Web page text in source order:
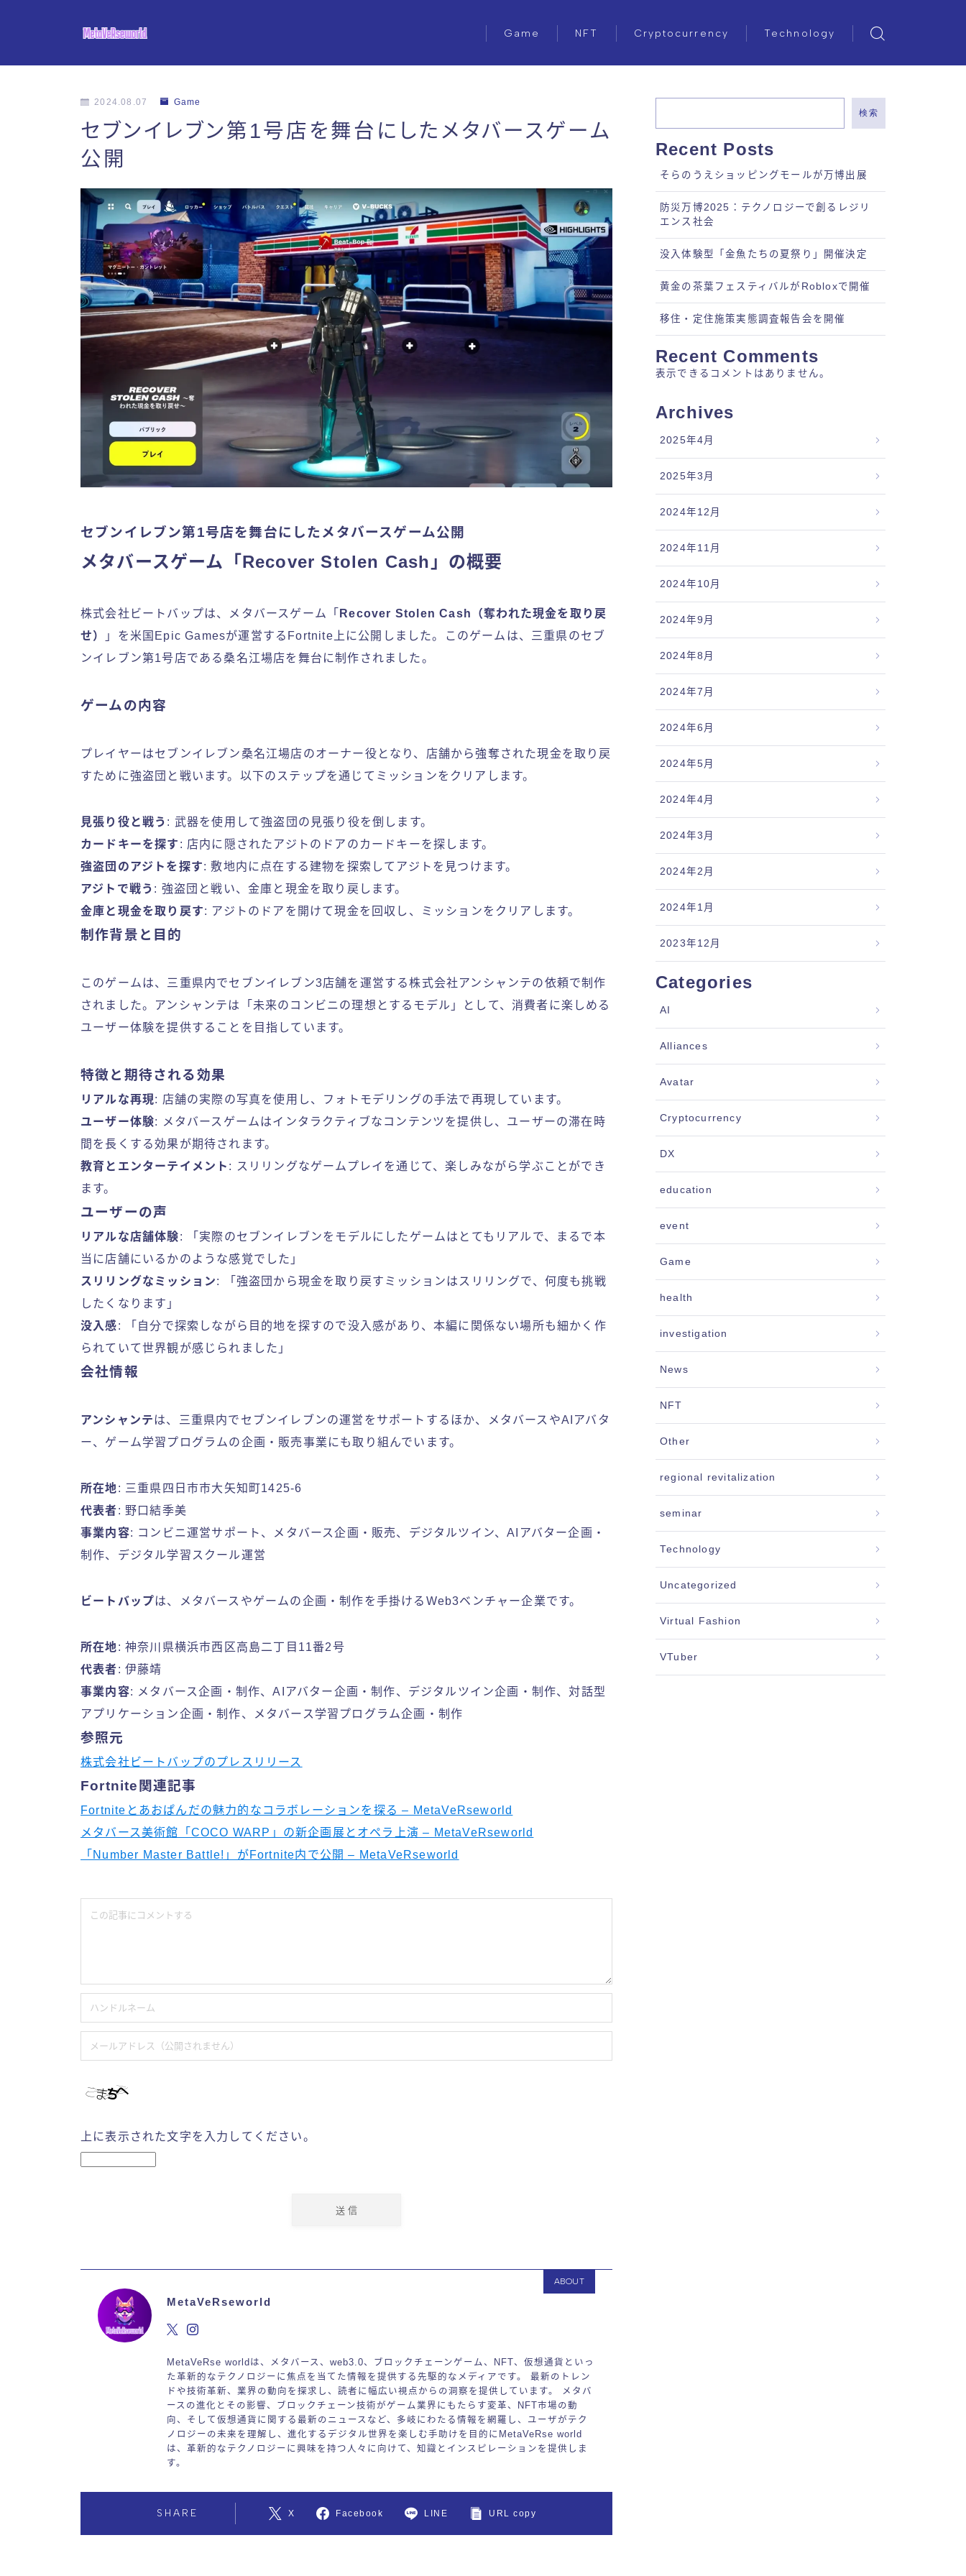
Game NFT Cryptocurrency Technology
2024.08.07 Game
セブンイレブン第1号店を舞台にしたメタバースゲーム
公開
セブンイレブン第1号店を舞台にしたメタバースゲーム公開
メタバースゲーム「Recover Stolen Cash」の概要
株式会社ビートバップは、メタバースゲーム「 Recover Stolen Cash（奪われた現金を取り戻
せ）
」を米国Epic Gamesが運営するFortnite上に公開しました。このゲームは、三重県のセブ
ンイレブン第1号店である桑名江場店を舞台に制作されました。
ゲームの内容
プレイヤーはセブンイレブン桑名江場店のオーナー役となり、店舗から強奪された現金を取り戻
すために強盗団と戦います。以下のステップを通じてミッションをクリアします。
見張り役と戦う : 武器を使用して強盗団の見張り役を倒します。
カードキーを探す : 店内に隠されたアジトのドアのカードキーを探します。
強盗団のアジトを探す: 敷地内に点在する建物を探索してアジトを見つけます。
アジトで戦う : 強盗団と戦い、金庫と現金を取り戻します。
金庫と現金を取り戻す: アジトのドアを開けて現金を回収し、ミッションをクリアします。
制作背景と目的
このゲームは、三重県内でセブンイレブン3店舗を運営する株式会社アンシャンテの依頼で制作
されました。アンシャンテは「未来のコンビニの理想とするモデル」として、消費者に楽しめる
ユーザー体験を提供することを目指しています。
特徴と期待される効果
リアルな再現: 店舗の実際の写真を使用し、フォトモデリングの手法で再現しています。
ユーザー体験: メタバースゲームはインタラクティブなコンテンツを提供し、ユーザーの滞在時
間を長くする効果が期待されます。
教育とエンターテイメント : スリリングなゲームプレイを通じて、楽しみながら学ぶことができ
ます。
ユーザーの声
リアルな店舗体験: 「実際のセブンイレブンをモデルにしたゲームはとてもリアルで、まるで本
当に店舗にいるかのような感覚でした」
スリリングなミッション: 「強盗団から現金を取り戻すミッションはスリリングで、何度も挑戦
したくなります」
没入感: 「自分で探索しながら目的地を探すので没入感があり、本編に関係ない場所も細かく作
られていて世界観が感じられました」
会社情報
アンシャンテは、三重県内でセブンイレブンの運営をサポートするほか、メタバースやAIアバタ
ー、ゲーム学習プログラムの企画・販売事業にも取り組んでいます。
所在地: 三重県四日市市大矢知町1425-6
代表者: 野口結季美
事業内容: コンビニ運営サポート、メタバース企画・販売、デジタルツイン、AIアバター企画・
制作、デジタル学習スクール運営
ビートバップは、メタバースやゲームの企画・制作を手掛けるWeb3ベンチャー企業です。
所在地: 神奈川県横浜市西区高島二丁目11番2号
代表者: 伊藤靖
事業内容: メタバース企画・制作、AIアバター企画・制作、デジタルツイン企画・制作、対話型
アプリケーション企画・制作、メタバース学習プログラム企画・制作
参照元
株式会社ビートバップのプレスリリース
Fortnite関連記事
Fortniteとあおぱんだの魅力的なコラボレーションを探る – MetaVeRseworld
メタバース美術館「COCO WARP」の新企画展とオペラ上演 – MetaVeRseworld
「Number Master Battle!」がFortnite内で公開 – MetaVeRseworld
上に表示された文字を入力してください。
ABOUT
MetaVeRseworld
MetaVeRse worldは、メタバース、web3.0、ブロックチェーンゲーム、NFT、仮想通貨といっ
た革新的なテクノロジーに焦点を当てた情報を提供する先駆的なメディアです。 最新のトレン
ドや技術革新、業界の動向を探求し、読者に幅広い視点からの洞察を提供しています。 メタバ
ースの進化とその影響、ブロックチェーン技術がゲーム業界にもたらす変革、NFT市場の動
向、そして仮想通貨に関する最新のニュースなど、多岐にわたる情報を網羅し、ユーザがテク
ノロジーの未来を理解し、進化するデジタル世界を楽しむ手助けを目的にMetaVeRse world
は、革新的なテクノロジーに興味を持つ人々に向けて、知識とインスピレーションを提供しま
す。
SHARE X Facebook LINE URL copy
検索
Recent Posts
そらのうえショッピングモールが万博出展
防災万博2025：テクノロジーで創るレジリ
エンス社会
没入体験型「金魚たちの夏祭り」開催決定
黄金の茶葉フェスティバルがRobloxで開催
移住・定住施策実態調査報告会を開催
Recent Comments
表示できるコメントはありません。
Archives
2025年4月
2025年3月
2024年12月
2024年11月
2024年10月
2024年9月
2024年8月
2024年7月
2024年6月
2024年5月
2024年4月
2024年3月
2024年2月
2024年1月
2023年12月
Categories
AI
Alliances
Avatar
Cryptocurrency
DX
education
event
Game
health
investigation
News
NFT
Other
regional revitalization
seminar
Technology
Uncategorized
Virtual Fashion
VTuber